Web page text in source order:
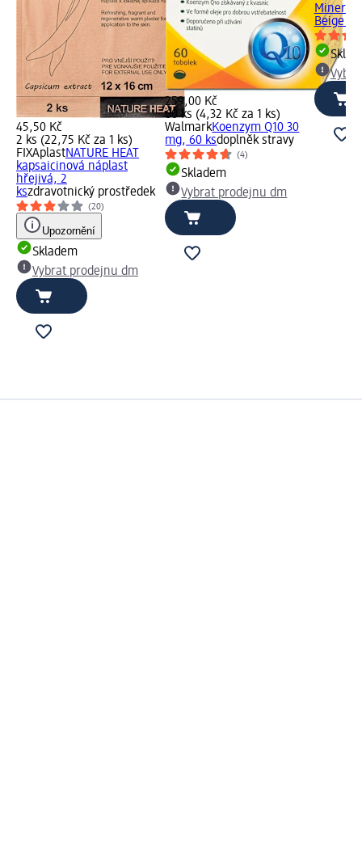
45,50 Kč
2 ks (22,75 Kč za 1 ks)
FIXAplastNATURE HEAT
kapsaicinová náplast
hřejivá, 2
kszdravotnický prostředek
(20)
Upozornění
Skladem
Vybrat prodejnu dm
259,00 Kč
60 ks (4,32 Kč za 1 ks)
WalmarkKoenzym Q10 30
mg, 60 ksdoplněk stravy
(4)
Skladem
Vybrat prodejnu dm
Mineral
Beige